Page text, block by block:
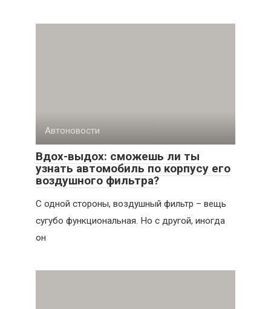
Автоновости
Вдох-выдох: сможешь ли ты
узнать автомобиль по корпусу его
воздушного фильтра?
С одной стороны, воздушный фильтр – вещь
сугубо функциональная. Но с другой, иногда
он